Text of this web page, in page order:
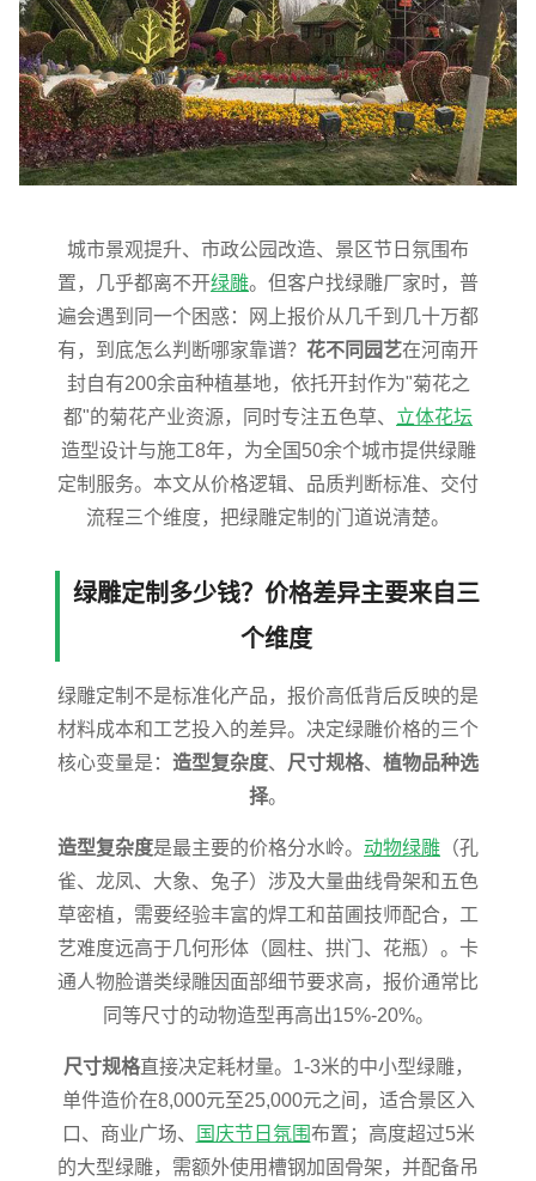
城市景观提升、市政公园改造、景区节日氛围布
置，几乎都离不开绿雕。但客户找绿雕厂家时，普
遍会遇到同一个困惑：网上报价从几千到几十万都
有，到底怎么判断哪家靠谱？ 花不同园艺在河南开
封自有200余亩种植基地，依托开封作为"菊花之
都"的菊花产业资源，同时专注五色草、 立体花坛
造型设计与施工8年，为全国50余个城市提供绿雕
定制服务。本文从价格逻辑、品质判断标准、交付
流程三个维度，把绿雕定制的门道说清楚。
绿雕定制多少钱？价格差异主要来自三
个维度
绿雕定制不是标准化产品，报价高低背后反映的是
材料成本和工艺投入的差异。决定绿雕价格的三个
核心变量是： 造型复杂度、 尺寸规格、 植物品种选
择。
造型复杂度是最主要的价格分水岭。 动物绿雕 （孔
雀、龙凤、大象、兔子）涉及大量曲线骨架和五色
草密植，需要经验丰富的焊工和苗圃技师配合，工
艺难度远高于几何形体（圆柱、拱门、花瓶）。卡
通人物脸谱类绿雕因面部细节要求高，报价通常比
同等尺寸的动物造型再高出15%-20%。
尺寸规格直接决定耗材量。1-3米的中小型绿雕，
单件造价在8,000元至25,000元之间，适合景区入
口、商业广场、
国庆节日氛围布置；高度超过5米
的大型绿雕，需额外使用槽钢加固骨架，并配备吊